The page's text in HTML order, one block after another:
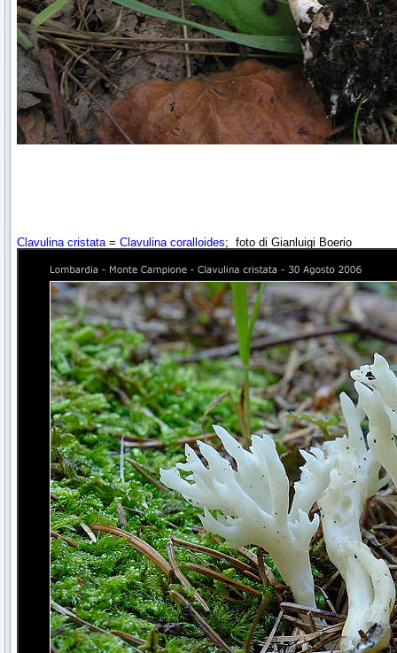
Clavulina cristata = Clavulina coralloides; foto di Gianluigi Boerio